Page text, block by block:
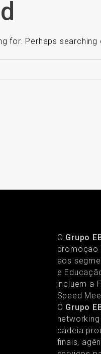
for. Perhaps searching
O Grupo
promoção
aos
e
incluem a
Speed
O Grupo
cadeia
finais,